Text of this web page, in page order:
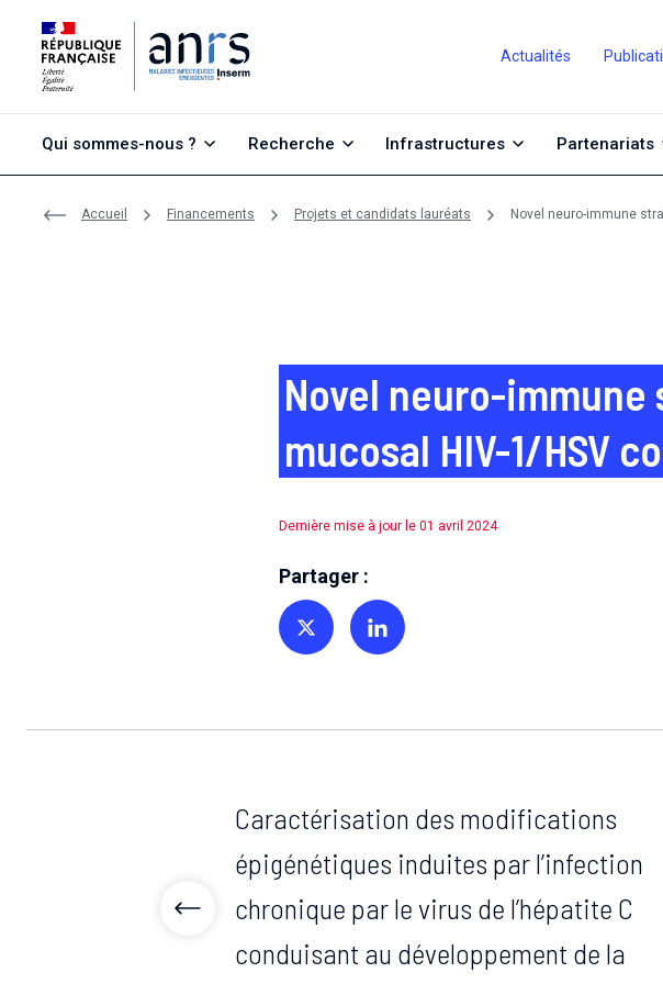
Actualités
Qui sommes-nous ? Recherche Infrastructures Partenariats
Accueil Financements Projets et candidats lauréats Novel neuro-immune
Novel neuro-
mucosal HIV-1/HSV
Dernière mise à jour le 01 avril 2024
Partager :
Partager sur TwitterPartager sur Linkedin
Caractérisation des modifications
épigénétiques induites par l’infection
chronique par le virus de l’hépatite C
conduisant au développement de la